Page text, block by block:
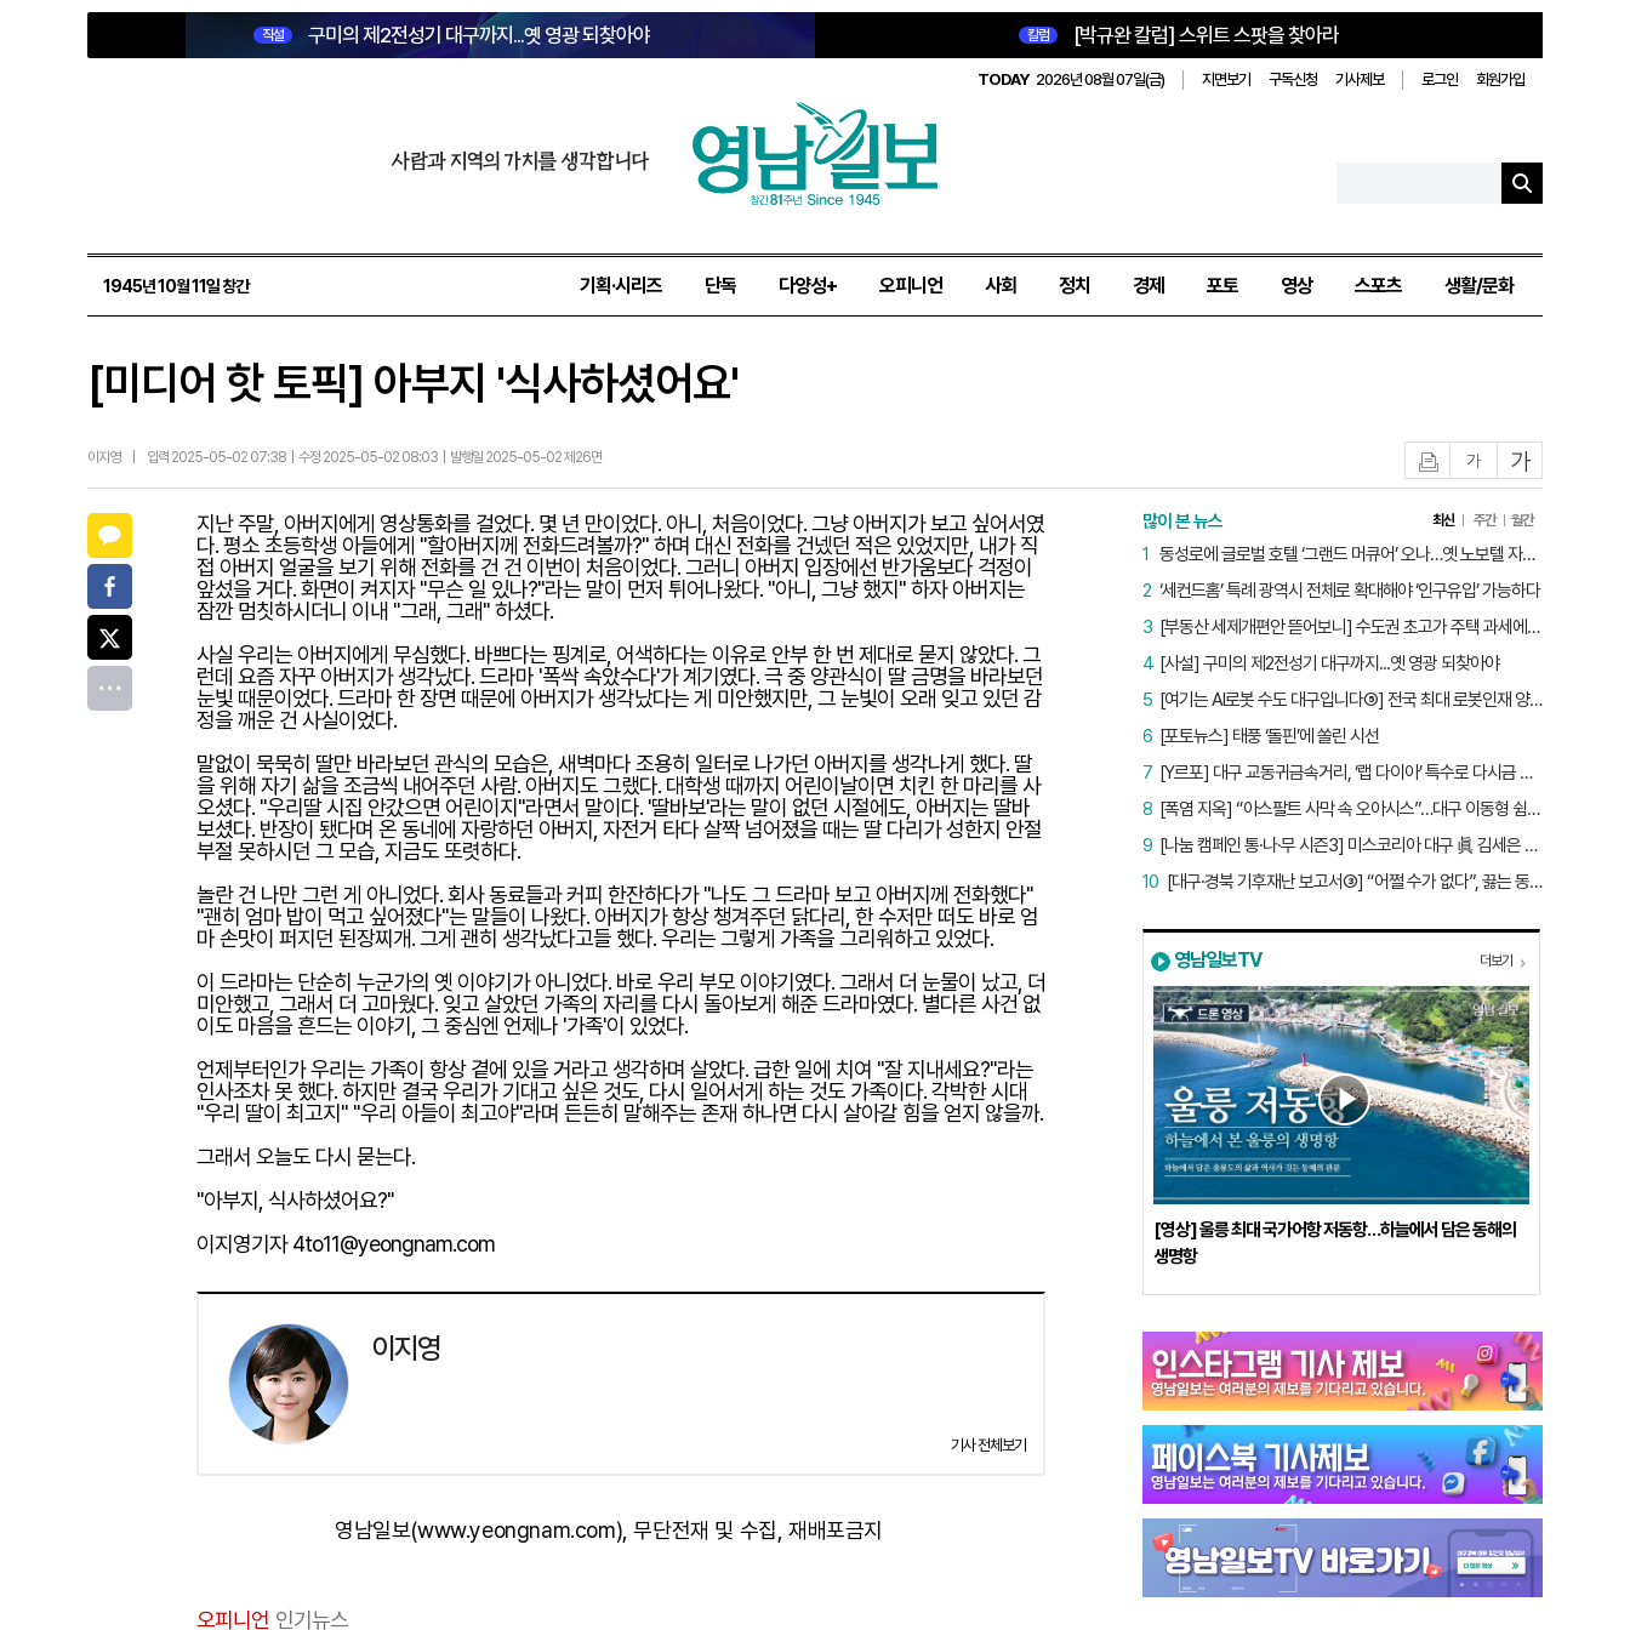
직설 구미의 제2전성기 대구까지...옛 영광 되찾아야 칼럼 [박규완 칼럼] 스위트 스팟을 찾아라
TODAY 2026년 08월 07일(금) 지면보기 구독신청 기사제보 로그인 회원가입
사람과 지역의 가치를 생각합니다
1945년 10월 11일 창간 기획·시리즈 단독 다양성+ 오피니언 사회 정치 경제 포토 영상 스포츠 생활/문화
[미디어 핫 토픽] 아부지 '식사하셨어요'
이지영 입력 2025-05-02 07:38 | 수정 2025-05-02 08:03 | 발행일 2025-05-02 제26면 글자작게글자크게
지난 주말, 아버지에게 영상통화를 걸었다. 몇 년 만이었다. 아니, 처음이었다. 그냥 아버지가 보고 싶어서였
다. 평소 초등학생 아들에게 "할아버지께 전화드려볼까?" 하며 대신 전화를 건넸던 적은 있었지만, 내가 직
접 아버지 얼굴을 보기 위해 전화를 건 건 이번이 처음이었다. 그러니 아버지 입장에선 반가움보다 걱정이
앞섰을 거다. 화면이 켜지자 "무슨 일 있나?"라는 말이 먼저 튀어나왔다. "아니, 그냥 했지" 하자 아버지는
잠깐 멈칫하시더니 이내 "그래, 그래" 하셨다.
사실 우리는 아버지에게 무심했다. 바쁘다는 핑계로, 어색하다는 이유로 안부 한 번 제대로 묻지 않았다. 그
런데 요즘 자꾸 아버지가 생각났다. 드라마 '폭싹 속았수다'가 계기였다. 극 중 양관식이 딸 금명을 바라보던
눈빛 때문이었다. 드라마 한 장면 때문에 아버지가 생각났다는 게 미안했지만, 그 눈빛이 오래 잊고 있던 감
정을 깨운 건 사실이었다.
말없이 묵묵히 딸만 바라보던 관식의 모습은, 새벽마다 조용히 일터로 나가던 아버지를 생각나게 했다. 딸
을 위해 자기 삶을 조금씩 내어주던 사람. 아버지도 그랬다. 대학생 때까지 어린이날이면 치킨 한 마리를 사
오셨다. "우리딸 시집 안갔으면 어린이지"라면서 말이다. '딸바보'라는 말이 없던 시절에도, 아버지는 딸바
보셨다. 반장이 됐다며 온 동네에 자랑하던 아버지, 자전거 타다 살짝 넘어졌을 때는 딸 다리가 성한지 안절
부절 못하시던 그 모습, 지금도 또렷하다.
놀란 건 나만 그런 게 아니었다. 회사 동료들과 커피 한잔하다가 "나도 그 드라마 보고 아버지께 전화했다"
"괜히 엄마 밥이 먹고 싶어졌다"는 말들이 나왔다. 아버지가 항상 챙겨주던 닭다리, 한 수저만 떠도 바로 엄
마 손맛이 퍼지던 된장찌개. 그게 괜히 생각났다고들 했다. 우리는 그렇게 가족을 그리워하고 있었다.
이 드라마는 단순히 누군가의 옛 이야기가 아니었다. 바로 우리 부모 이야기였다. 그래서 더 눈물이 났고, 더
미안했고, 그래서 더 고마웠다. 잊고 살았던 가족의 자리를 다시 돌아보게 해준 드라마였다. 별다른 사건 없
이도 마음을 흔드는 이야기, 그 중심엔 언제나 '가족'이 있었다.
언제부터인가 우리는 가족이 항상 곁에 있을 거라고 생각하며 살았다. 급한 일에 치여 "잘 지내세요?"라는
인사조차 못 했다. 하지만 결국 우리가 기대고 싶은 것도, 다시 일어서게 하는 것도 가족이다. 각박한 시대
"우리 딸이 최고지" "우리 아들이 최고야"라며 든든히 말해주는 존재 하나면 다시 살아갈 힘을 얻지 않을까.
그래서 오늘도 다시 묻는다.
"아부지, 식사하셨어요?"
이지영기자 4to11@yeongnam.com
이지영
기사 전체보기
영남일보(www.yeongnam.com), 무단전재 및 수집, 재배포금지
오피니언 인기뉴스
많이 본 뉴스 최신 주간 월간
동성로에 글로벌 호텔 ‘그랜드 머큐어’ 오나…옛 노보텔 자리 사무실 개설
1
‘세컨드홈’ 특례 광역시 전체로 확대해야 ‘인구유입’ 가능하다
2
[부동산 세제개편안 뜯어보니] 수도권 초고가 주택 과세에만 초점…침체된 지방 부동산 대책은 없다
3
[사설] 구미의 제2전성기 대구까지...옛 영광 되찾아야
4
[여기는 AI로봇 수도 대구입니다⑤] 전국 최대 로봇인재 양성소…“대구산업 맞춤형 교육과정 만들자”
5
[포토뉴스] 태풍 ‘돌핀’에 쏠린 시선
6
[Y르포] 대구 교동귀금속거리, ‘랩 다이아’ 특수로 다시금 활기…“반짝 인기 의존 않는 지속 가능 성장 동력 마련해야”
7
[폭염 지옥] “아스팔트 사막 속 오아시스”…대구 이동형 쉼터 버스 ‘북적’, 지하철역도 ‘바글’
8
[나눔 캠페인 통·나·무 시즌3] 미스코리아 대구 眞 김세은 “내가 받은 응원, 다음 사람에게”
9
[대구·경북 기후재난 보고서③] “어쩔 수가 없다”, 끓는 동해…‘절멸 위기’ 경북 수산업
10
영남일보TV 더보기
[영상] 울릉 최대 국가어항 저동항…하늘에서 담은 동해의
생명항